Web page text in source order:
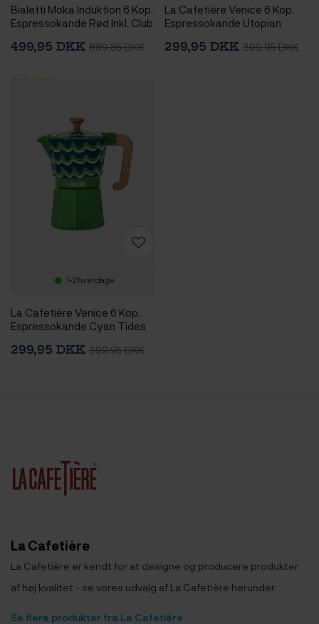
Bialetti Moka Induktion 6 Kop.
Espressokande Rød Inkl. Club
Underkop Mat Rød 7 cl 2 Stk
499,95 DKK 889,85 DKK
La Cafetière Venice 6 Kop.
Espressokande Utopian
299,95 DKK 399,95 DKK
1-2 hverdage
La Cafetière Venice 6 Kop.
Espressokande Cyan Tides
299,95 DKK 399,95 DKK
La Cafetière
La Cafetière er kendt for at designe og producere produkter
af høj kvalitet - se vores udvalg af La Cafetière herunder.
Se flere produkter fra La Cafetière